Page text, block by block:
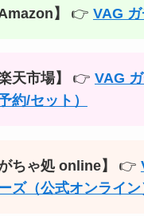
Amazon】 👉 VAG ガ
楽天市場】 👉 VAG
予約/セット）
がちゃ処 online】 👉
ズ（公式オンライン